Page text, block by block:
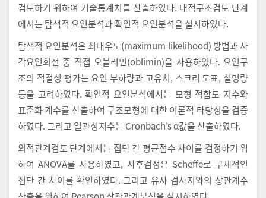
검토하기 위하여 기술통계치를 산출하였다. 내적구조검토 단계
에서는 탐색적 요인분석과 확인적 요인분석을 실시하였다.
탐색적 요인분석은 최대우도(maximum likelihood) 방법과 사
각요인회전 중 직접 오블리민(oblimin)을 사용하였다. 요인구
조의 적절성 평가는 요인 부하량과 고유치, 스크리 도표, 설명량
등을 고려하였다. 확인적 요인분석에서는 모형 적합도 지수와
표준화 계수를 산출하여 구조모형에 대한 이론적 타당성을 검증
하였다. 그리고 일관성지수는 Cronbach’s α값을 산출하였다.
외적관계검토 단계에서는 집단 간 평균점수 차이를 검정하기 위
하여 ANOVA를 사용하였고, 사후검정은 Scheffe로 구체적인
집단 간 차이를 확인하였다. 그리고 유사 검사지와의 상관계수